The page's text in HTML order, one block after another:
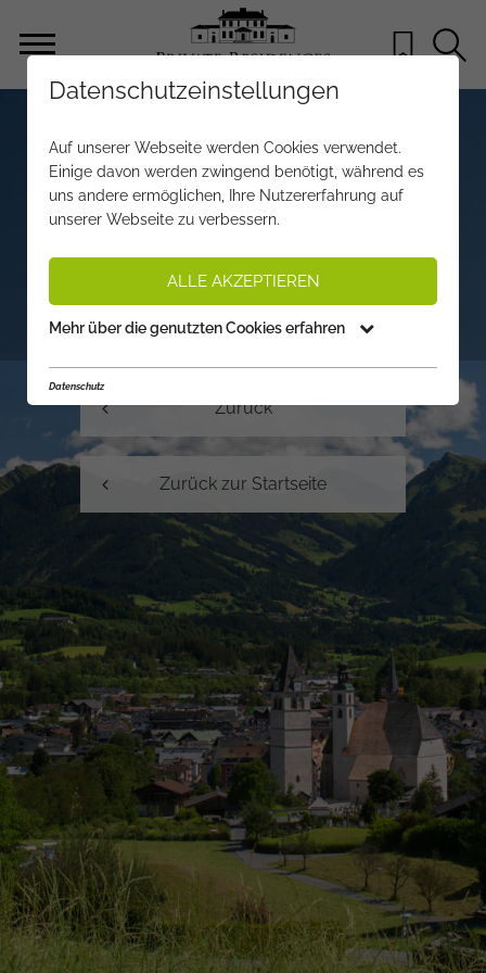
●
●
●
●
Herzlichen Dank
für Ihre Newsletter
Ihr Private Residences Team
Zurück
Zurück zur Startseite
Datenschutzeinstellungen
Auf unserer Webseite werden Cookies verwendet.
Einige davon werden zwingend benötigt, während es
uns andere ermöglichen, Ihre Nutzererfahrung auf
unserer Webseite zu verbessern.
ALLE AKZEPTIEREN
Mehr über die genutzten Cookies erfahren
Datenschutz